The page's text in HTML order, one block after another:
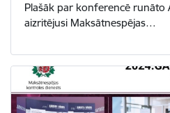
Plašāk par konferencē runāto
aizritējusi Maksātnespējas…